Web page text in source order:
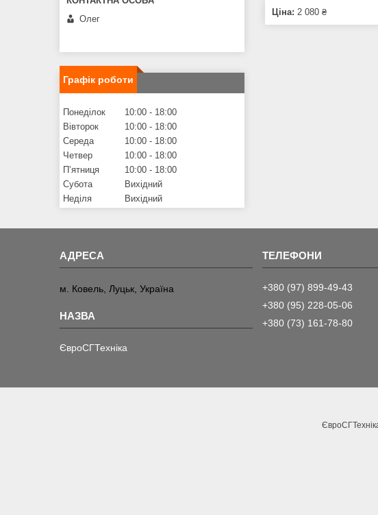
Ціна: 2 080 ₴
Олег
Графік роботи
Понеділок 10:00
18:00
Вівторок
10:00
18:00
Середа
10:00
18:00
Четвер
10:00
18:00
Пʼятниця
10:00
18:00
Субота
Вихідний
Неділя
Вихідний
м. Ковель, Луцьк, Україна
ЄвроСГТехніка
+380 (97) 899-49-43
+380 (95) 228-05-06
+380 (73) 161-78-80